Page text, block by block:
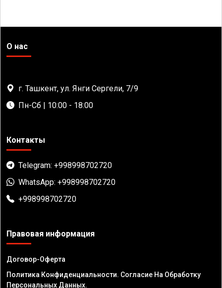
О нас
г. Ташкент, ул. Янги Сергели, 7/9
Пн-Сб | 10:00 - 18:00
Контакты
Telegram: +998998702720
WhatsApp: +998998702720
+998998702720
Правовая информация
Договор-Оферта
Политика Конфиденциальности. Согласие На Обработку
Персональных Данных.